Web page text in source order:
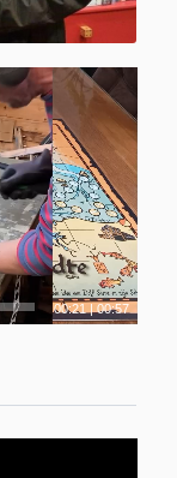
00:24 |00:57